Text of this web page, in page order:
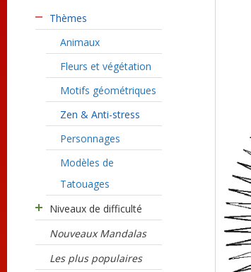
Thèmes
Animaux
Fleurs et végétation
Motifs géométriques
Zen & Anti-stress
Personnages
Modèles de
Tatouages
Niveaux de difficulté
Nouveaux Mandalas
Les plus populaires